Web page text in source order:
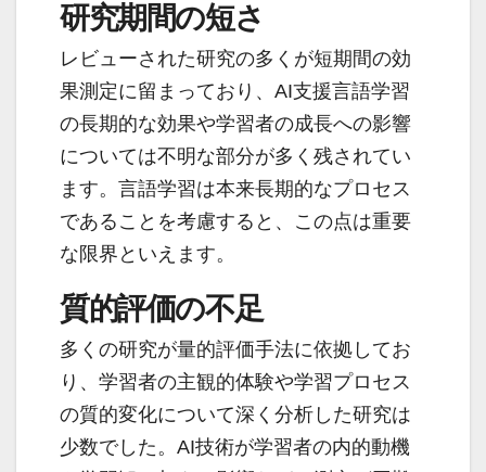
研究期間の短さ
レビューされた研究の多くが短期間の効
果測定に留まっており、AI支援言語学習
の長期的な効果や学習者の成長への影響
については不明な部分が多く残されてい
ます。言語学習は本来長期的なプロセス
であることを考慮すると、この点は重要
な限界といえます。
質的評価の不足
多くの研究が量的評価手法に依拠してお
り、学習者の主観的体験や学習プロセス
の質的変化について深く分析した研究は
少数でした。AI技術が学習者の内的動機